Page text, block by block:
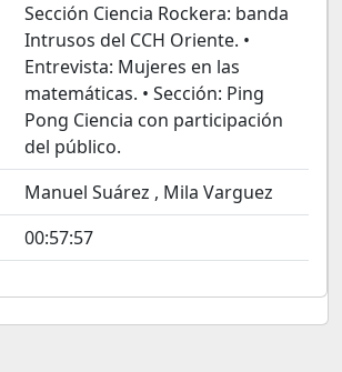
Sección Ciencia Rockera: banda
Intrusos del CCH Oriente. •
Entrevista: Mujeres en las
matemáticas. • Sección: Ping
Pong Ciencia con participación
del público.
Manuel Suárez , Mila Varguez
00:57:57